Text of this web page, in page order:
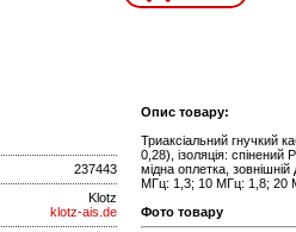
237443
Klotz
klotz-ais.de
Опис товару:
Триаксіальний гнучкий
0,28), ізоляція:
мідна оплетка,
МГц: 1,3; 10 МГц: 1,8; 20
Фото товару